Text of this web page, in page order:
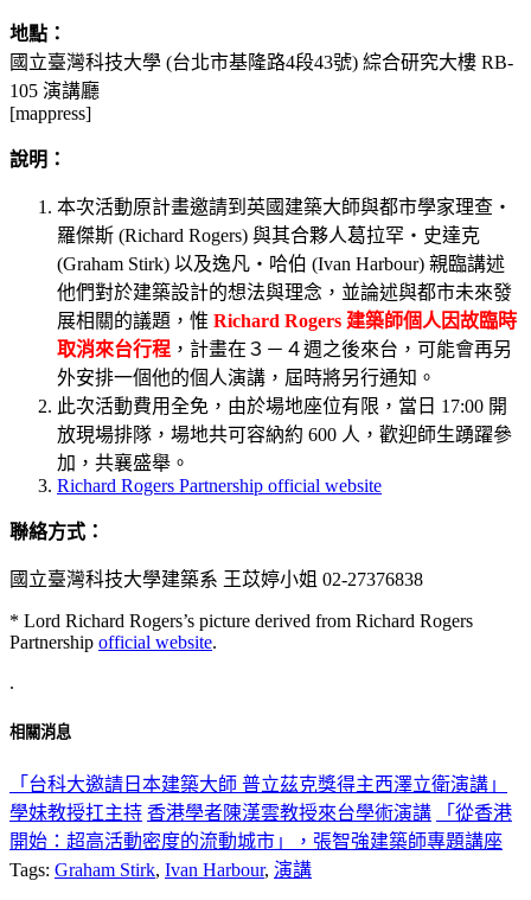
地點：
國立臺灣科技大學 (台北市基隆路4段43號) 綜合研究大樓 RB-
105 演講廳
[mappress]
說明：
本次活動原計畫邀請到英國建築大師與都市學家理查‧
羅傑斯 (Richard Rogers) 與其合夥人葛拉罕‧史達克
(Graham Stirk) 以及逸凡‧哈伯 (Ivan Harbour) 親臨講述
他們對於建築設計的想法與理念，並論述與都市未來發
展相關的議題，惟 Richard Rogers 建築師個人因故臨時
取消來台行程 ，計畫在３－４週之後來台，可能會再另
外安排一個他的個人演講，屆時將另行通知。
此次活動費用全免，由於場地座位有限，當日 17:00 開
放現場排隊，場地共可容納約 600 人，歡迎師生踴躍參
加，共襄盛舉。
Richard Rogers Partnership official website
聯絡方式：
國立臺灣科技大學建築系 王苡婷小姐 02-27376838
* Lord Richard Rogers’s picture derived from Richard Rogers
Partnership official website.
.
相關消息
「台科大邀請日本建築大師 普立茲克獎得主西澤立衛演講」
學妹教授扛主持 香港學者陳漢雲教授來台學術演講
「從香港
開始：超高活動密度的流動城市」，張智強建築師專題講座
Tags: Graham Stirk, Ivan Harbour, 演講